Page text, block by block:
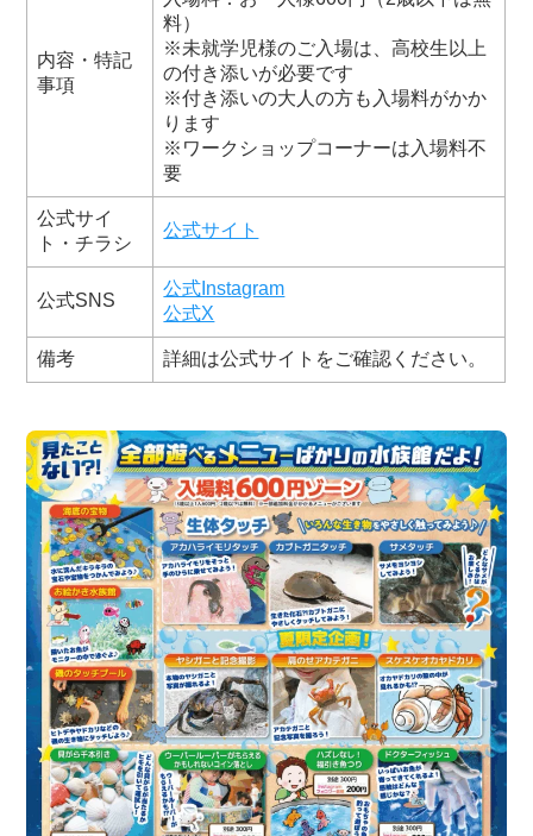
内容・特記
事項
料）
※未就学児様のご入場は、高校生以上
の付き添いが必要です
※付き添いの大人の方も入場料がかか
ります
※ワークショップコーナーは入場料不
要
公式サイ
ト・チラシ
公式サイト
公式SNS
公式Instagram
公式X
備考 詳細は公式サイトをご確認ください。